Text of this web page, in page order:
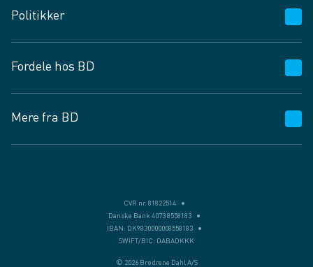
Vagttelefon 30 10 89 89
Spørgsmål og svar
Job og karriere
Fødevarekontrolrapport
Politikker
Privatlivspolitik
Cookies
Vilkår og betingelser
Fordele hos BD
BD app
BD.dk services
Mere fra BD
CVR nr. 81822514
Danske Bank 4073 8558183
IBAN: DK9830000008558183
SWIFT/BIC: DABADKKK
© 2026 Brødrene Dahl A/S